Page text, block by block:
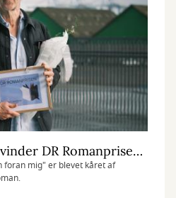
Kim Fupz Aakeson vinder DR Romanprisen for bog om en drabsmand på pilgrimsvandring
foran mig" er blevet kåret af